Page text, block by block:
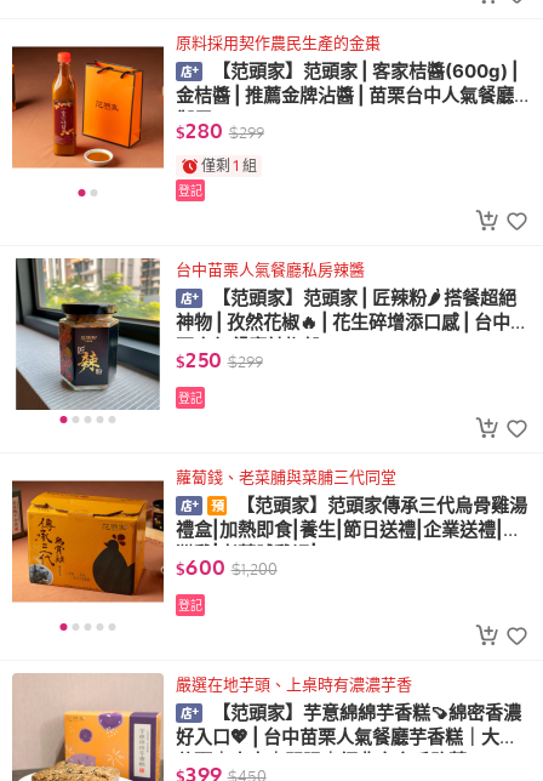
原料採用契作農民生產的金棗
【范頭家】范頭家 | 客家桔醬(600g) |
金桔醬 | 推薦金牌沾醬 | 苗栗台中人氣餐廳
御用
$280 $299
僅剩 1 組
登記
台中苗栗人氣餐廳私房辣醬
【范頭家】范頭家 | 匠辣粉🌶️ 搭餐超絕
神物 | 孜然花椒🔥 | 花生碎增添口感 | 台中苗
栗人氣餐廳辣椒粉
$250 $299
登記
蘿蔔錢、老菜脯與菜脯三代同堂
【范頭家】范頭家傳承三代烏骨雞湯
禮盒|加熱即食|養生|節日送禮|企業送禮|台
灣雞|老菜脯雞湯|2500g
$600 $1,200
登記
嚴選在地芋頭、上桌時有濃濃芋香
【范頭家】芋意綿綿芋香糕🍠綿密香濃
好入口💖 | 台中苗栗人氣餐廳芋香糕｜大甲
芋頭｜肉末｜開陽｜經典客家手路菜
$399 $450